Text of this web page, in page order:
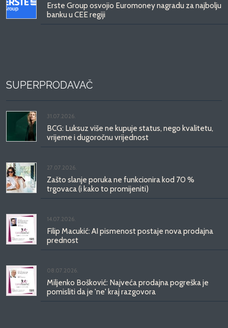
Erste Group osvojio Euromoney nagradu za najbolju
banku u CEE regiji
SUPERPRODAVAČ
31.07.2026.
BCG: Luksuz više ne kupuje status, nego kvalitetu,
vrijeme i dugoročnu vrijednost
27.07.2026.
Zašto slanje poruka ne funkcionira kod 70 %
trgovaca (i kako to promijeniti)
14.07.2026.
Filip Macukić: AI pismenost postaje nova prodajna
prednost
08.07.2026.
Miljenko Bošković: Najveća prodajna pogreška je
pomisliti da je 'ne' kraj razgovora